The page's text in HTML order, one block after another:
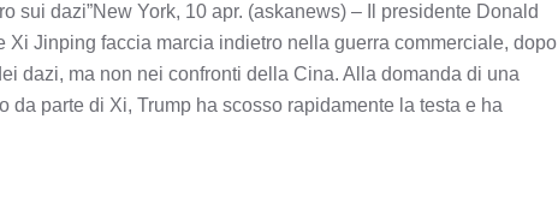
sui dazi”New York, 10 apr. (askanews) – Il presidente Donald
Jinping faccia marcia indietro nella guerra commerciale, dopo
dazi, ma non nei confronti della Cina. Alla domanda di una
parte di Xi, Trump ha scosso rapidamente la testa e ha